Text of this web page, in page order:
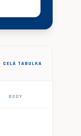
CELÁ TABULKA
BODY